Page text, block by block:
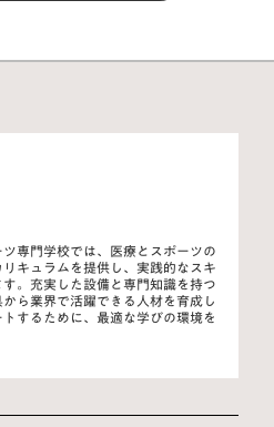
専門学校では、医療とスポーツの
キュラムを提供し、実践的なスキ
。充実した設備と専門知識を持つ
ら業界で活躍できる人材を育成し
するために、最適な学びの環境を